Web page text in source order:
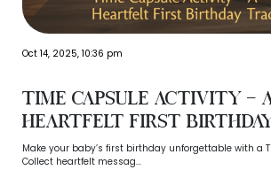
Oct 14, 2025, 10:36 pm
Time Capsule Activity –
Heartfelt First
Make your baby’s first birthday unforgettable with a
Collect heartfelt messag...